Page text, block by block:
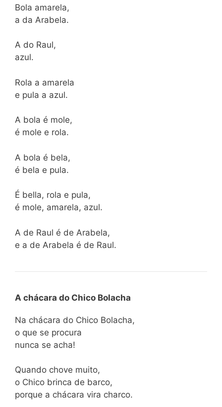
Bola amarela,
a da Arabela.
A do Raul,
azul.
Rola a amarela
e pula a azul.
A bola é mole,
é mole e rola.
A bola é bela,
é bela e pula.
É bella, rola e pula,
é mole, amarela, azul.
A de Raul é de Arabela,
e a de Arabela é de Raul.
A chácara do Chico Bolacha
Na chácara do Chico Bolacha,
o que se procura
nunca se acha!
Quando chove muito,
o Chico brinca de barco,
porque a chácara vira charco.